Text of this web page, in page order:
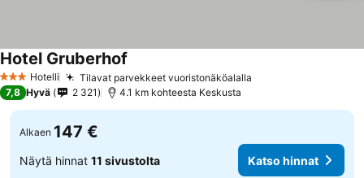
3 Tähtiluokitus
Hotelli Tilavat parvekkeet vuoristonäköalalla
Hotel Gruberhof
7,8 Hyvä 2 321 4.1 km kohteesta Keskusta
Alkaen 147 €
Näytä hinnat 11 sivustolta Katso hinnat